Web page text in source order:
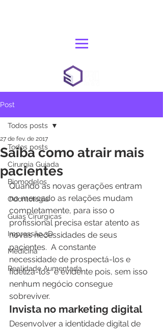
Post
Todos posts
Cirurgia Guiada
Biomodelos
Odontologia
Guias Cirúrgicas
Impressão 3D
Medicina
Realidade Aumentada
Todos posts
Saiba como atrair mais
pacientes
27 de fev. de 2017
Quando as novas gerações entram
no mercado as relações mudam
completamente, para isso o
profissional precisa estar atento as
novas necessidades de seus
pacientes.  A constante
necessidade de prospectá-los e
fidelizá-los  é evidente pois, sem isso
nenhum negócio consegue
sobreviver.
Invista no marketing digital
Desenvolver a identidade digital de